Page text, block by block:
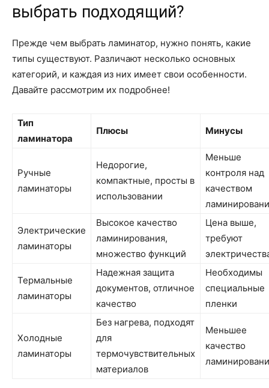
выбрать подходящий?
Прежде чем выбрать ламинатор, нужно понять, какие
типы существуют. Различают несколько основных
категорий, и каждая из них имеет свои особенности.
Давайте рассмотрим их подробнее!
Тип
ламинатора
Плюсы Минусы
Ручные
ламинаторы
Недорогие,
компактные, просты в
использовании
Меньше
контроля над
качеством
Электрические
ламинаторы
Высокое качество
ламинирования,
множество функций
Цена выше,
требуют
Термальные
ламинаторы
Надежная защита
документов, отличное
качество
Необходимы
специальные
пленки
Холодные
ламинаторы
Без нагрева, подходят
для
термочувствительных
материалов
Меньшее
качество